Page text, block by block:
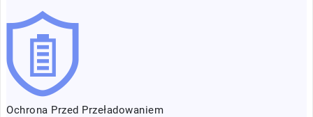
Ochrona Przed Przeładowaniem